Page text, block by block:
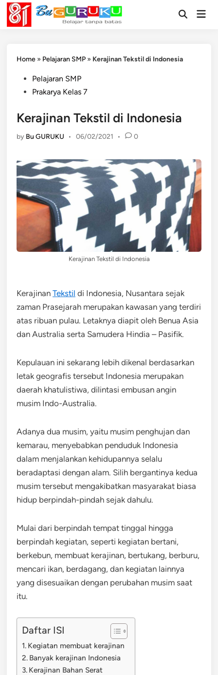
Skip
content
OpenMain
Home » Pelajaran SMP » Kerajinan Tekstil di Indonesia
PostedPelajaran SMP
Prakarya Kelas 7
Kerajinan Tekstil di Indonesia
by Bu GURUKU • 06/02/2021 • 0
Kerajinan Tekstil di Indonesia
Kerajinan Tekstil di Indonesia, Nusantara sejak
zaman Prasejarah merupakan kawasan yang terdiri
atas ribuan pulau. Letaknya diapit oleh Benua Asia
dan Australia serta Samudera Hindia – Pasifik.
Kepulauan ini sekarang lebih dikenal berdasarkan
letak geografis tersebut Indonesia merupakan
daerah khatulistiwa, dilintasi embusan angin
musim Indo-Australia.
Adanya dua musim, yaitu musim penghujan dan
kemarau, menyebabkan penduduk Indonesia
dalam menjalankan kehidupannya selalu
beradaptasi dengan alam. Silih bergantinya kedua
musim tersebut mengakibatkan masyarakat biasa
hidup berpindah-pindah sejak dahulu.
Mulai dari berpindah tempat tinggal hingga
berpindah kegiatan, seperti kegiatan bertani,
berkebun, membuat kerajinan, bertukang, berburu,
mencari ikan, berdagang, dan kegiatan lainnya
yang disesuaikan dengan perubahan musim saat
itu.
Daftar ISI
Kegiatan membuat kerajinan
Banyak kerajinan Indonesia
Kerajinan Bahan Serat